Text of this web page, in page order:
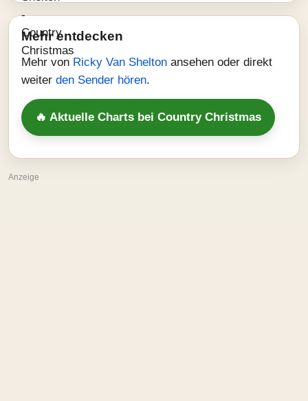
Mehr entdecken
Mehr von Ricky Van Shelton ansehen oder direkt
weiter den Sender hören.
🔥 Aktuelle Charts bei Country Christmas
Anzeige